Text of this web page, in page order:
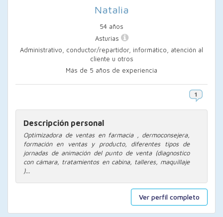
Ver perfil completo
Natalia
54 años
Asturias
Administrativo, conductor/repartidor, informático, atención al
cliente u otros
Más de 5 años de experiencia
Descripción personal
Optimizadora de ventas en farmacia , dermoconsejera,
formación en ventas y producto, diferentes tipos de
jornadas de animación del punto de venta (diagnostico
con cámara, tratamientos en cabina, talleres, maquillaje
)...